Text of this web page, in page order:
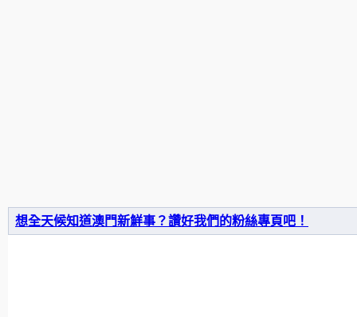
想全天候知道澳門新鮮事？讚好我們的粉絲專頁吧！